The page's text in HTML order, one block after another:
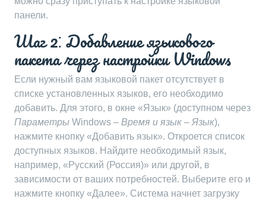
панели.
Шаг 2⁚ Добавление языкового
пакета через настройки Windows
Если нужный вам языковой пакет отсутствует в
списке установленных языков, его необходимо
добавить. Для этого, в окне «Язык» (доступном через
Параметры Windows – Время и язык – Язык),
нажмите кнопку «Добавить язык». Откроется список
доступных языков. Найдите необходимый язык,
например, «Русский (Россия)» или другой, в
зависимости от ваших потребностей. Выберите его и
нажмите кнопку «Далее». Система начнет загрузку